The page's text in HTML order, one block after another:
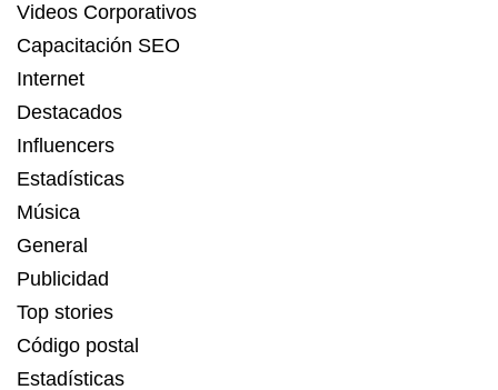
Videos Corporativos
Capacitación SEO
Internet
Destacados
Influencers
Estadísticas
Música
General
Publicidad
Top stories
Código postal
Estadísticas